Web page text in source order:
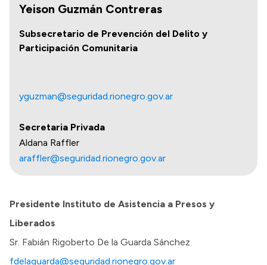
Yeison Guzmán Contreras
Subsecretario de Prevención del Delito y
Participación Comunitaria
yguzman@seguridad.rionegro.gov.ar
Secretaria Privada
Aldana Raffler
araffler@seguridad.rionegro.gov.ar
Presidente Instituto de Asistencia a Presos y
Liberados
Sr. Fabián Rigoberto De la Guarda Sánchez
fdelaguarda@seguridad.rionegro.gov.ar